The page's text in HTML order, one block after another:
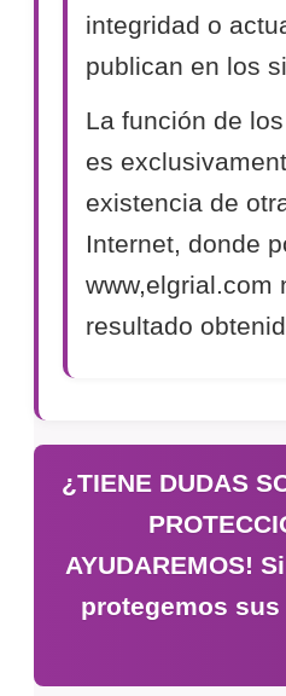
integridad o
publican en los
La función de
es
existencia de
Internet, donde
www,elgrial.com
resultado
¿TIENE DUDAS
AYUDAREMOS!
protegemos